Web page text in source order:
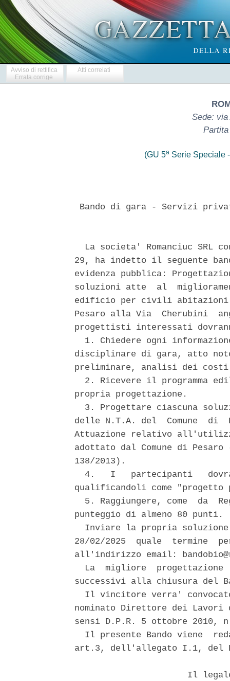
Avviso di rettifica
Errata corrige
Atti correlati
Sede:
Partita
(GU 5a Serie Speciale
Bando di gara - Servizi
La societa' Romanciuc SRL
29, ha indetto il seguente
evidenza pubblica:
soluzioni atte  al
edificio per civili
Pesaro alla Via  Cherubini
progettisti interessati
1. Chiedere ogni
disciplinare di gara, atto
preliminare, analisi dei
2. Ricevere il programma
propria progettazione.
3. Progettare ciascuna
delle N.T.A. del  Comune  di
Attuazione relativo
adottato dal Comune di
138/2013).
4.   I   partecipanti
qualificandoli come
5. Raggiungere, come  da
punteggio di almeno 80 punti.
Inviare la propria
28/02/2025  quale  termine
all'indirizzo email:
La  migliore  progettazione
successivi alla chiusura del
Il vincitore verra'
nominato Direttore dei
sensi D.P.R. 5 ottobre 2010,
Il presente Bando viene
art.3, dell'allegato I.1, del
Il